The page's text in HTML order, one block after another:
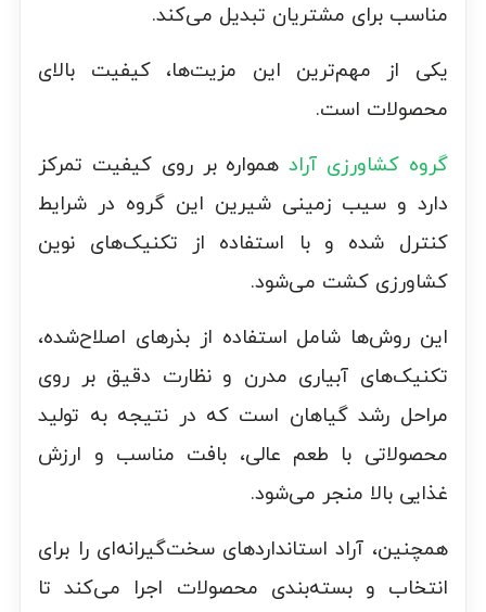
مناسب برای مشتریان تبدیل می‌کند.
یکی از مهم‌ترین این مزیت‌ها، کیفیت بالای
محصولات است.
گروه کشاورزی آرادهمواره بر روی کیفیت تمرکز
دارد و سیب زمینی شیرین این گروه در شرایط
کنترل شده و با استفاده از تکنیک‌های نوین
کشاورزی کشت می‌شود.
این روش‌ها شامل استفاده از بذرهای اصلاح‌شده،
تکنیک‌های آبیاری مدرن و نظارت دقیق بر روی
مراحل رشد گیاهان است که در نتیجه به تولید
محصولاتی با طعم عالی، بافت مناسب و ارزش
غذایی بالا منجر می‌شود.
همچنین، آراد استانداردهای سخت‌گیرانه‌ای را برای
انتخاب و بسته‌بندی محصولات اجرا می‌کند تا